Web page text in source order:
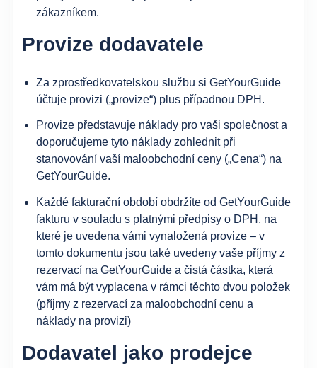
zákazníkem.
Provize dodavatele
Za zprostředkovatelskou službu si GetYourGuide
účtuje provizi („provize“) plus případnou DPH.
Provize představuje náklady pro vaši společnost a
doporučujeme tyto náklady zohlednit při
stanovování vaší maloobchodní ceny („Cena“) na
GetYourGuide.
Každé fakturační období obdržíte od GetYourGuide
fakturu v souladu s platnými předpisy o DPH, na
které je uvedena vámi vynaložená provize – v
tomto dokumentu jsou také uvedeny vaše příjmy z
rezervací na GetYourGuide a čistá částka, která
vám má být vyplacena v rámci těchto dvou položek
(příjmy z rezervací za maloobchodní cenu a
náklady na provizi)
Dodavatel jako prodejce